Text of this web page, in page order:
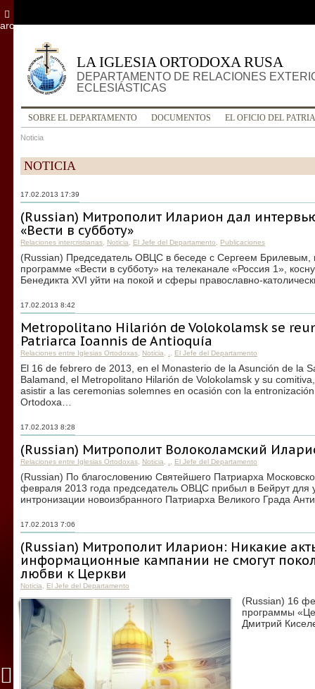
LA IGLESIA ORTODOXA RUSA
DEPARTAMENTO DE RELACIONES
ECLESIÁSTICAS
SOBRE EL DEPARTAMENTO DOCUMENTOS EL OFICIO DEL
Noticia
NOTICIA
17.02.2013 17:39
(Russian) Митрополит Иларион дал
«Вести в субботу»
Relaciones intercristianas Noticia El Jefe del Departamento Publicaciones
(Russian) Председатель ОВЦС в беседе с Сергеем Брилевым,
программе «Вести в субботу» на телеканале «Россия 1»,
Бенедикта XVI уйти на покой и сферы православно-
17.02.2013 8:42
Metropolitano Hilarión de Volokolamsk se
Patriarca Ioannis de Antioquía
Relaciones entre Iglesias Ortodoxas Noticia El Jefe del Departamento
El 16 de febrero de 2013, en el Monasterio de la Asunción de la
Balamand, el Metropolitano Hilarión de Volokolamsk y su
asistir a las ceremonias solemnes en ocasión con la
Ortodoxa…
17.02.2013 8:28
(Russian) Митрополит Волоколамский
Relaciones entre Iglesias Ortodoxas Noticia El Jefe del Departamento
(Russian) По благословению Святейшего Патриарха
февраля 2013 года председатель ОВЦС прибыл в Бейрут для
интронизации новоизбранного Патриарха Великого Града
17.02.2013 7:06
(Russian) Митрополит Иларион: Никакие
информационные кампании не смогут
любви к Церкви
Noticia El Jefe del Departamento
(Russian) 16
программы
Дмитрий
archivo